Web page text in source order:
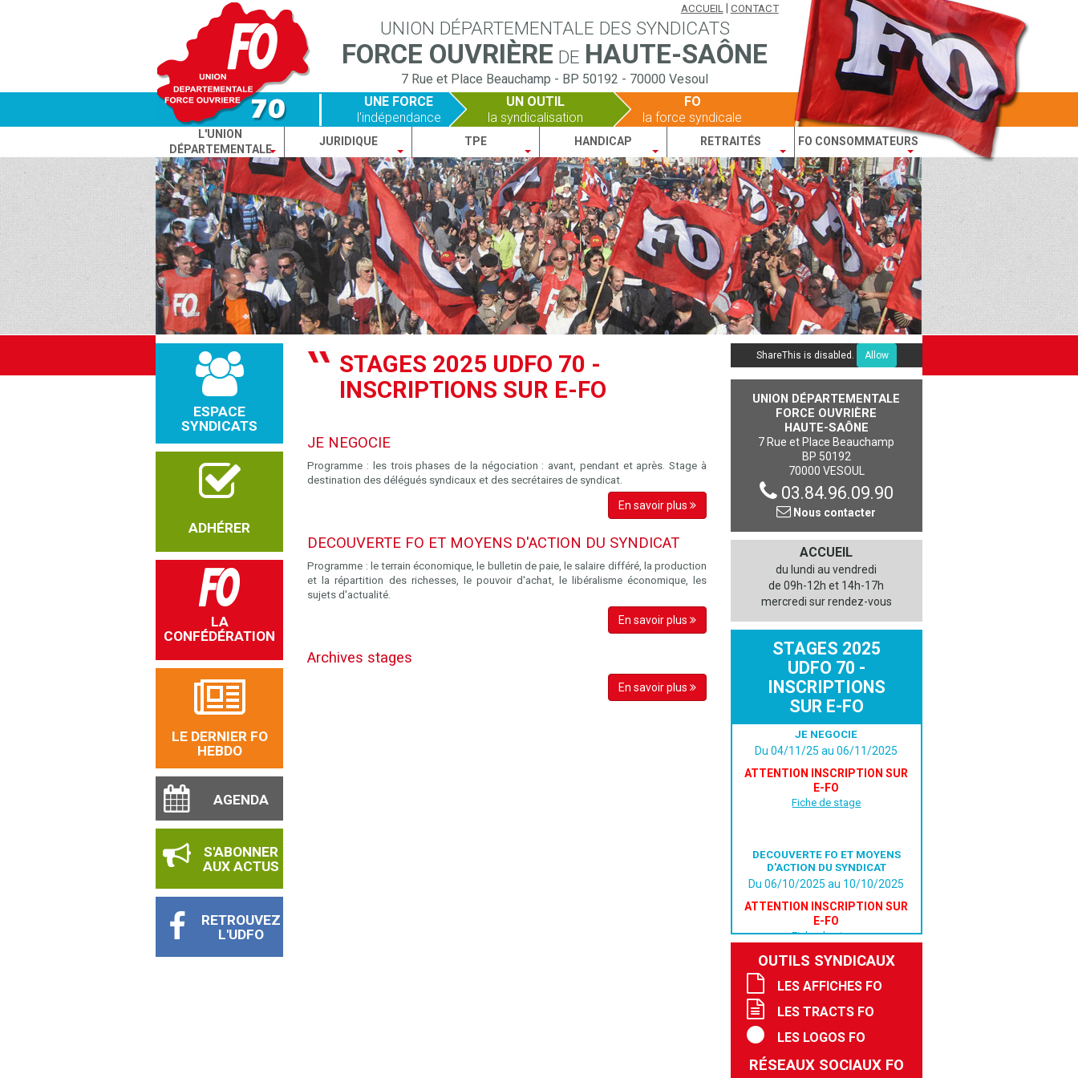
ACCUEIL CONTACT
UNION DÉPARTEMENTALE DES SYNDICATS
FORCE OUVRIÈRE DE HAUTE-SAÔNE
7 Rue et Place Beauchamp - BP 50192 - 70000 Vesoul
UNE FORCE
l'indépendance
UN OUTIL
la syndicalisation
FO
la force syndicale
L'UNION
DÉPARTEMENTALE
JURIDIQUE TPE HANDICAP RETRAITÉS FO CONSOMMATEURS
STAGES 2025 UDFO 70 -
INSCRIPTIONS SUR E-FO
JE NEGOCIE
Programme : les trois phases de la négociation : avant, pendant et après. Stage à
destination des délégués syndicaux et des secrétaires de syndicat.
En savoir plus
DECOUVERTE FO ET MOYENS D'ACTION DU SYNDICAT
Programme : le terrain économique, le bulletin de paie, le salaire différé, la production
et la répartition des richesses, le pouvoir d'achat, le libéralisme économique, les
sujets d'actualité.
En savoir plus
Archives stages
En savoir plus
ESPACE
SYNDICATS
ADHÉRER
LA
CONFÉDÉRATION
LE DERNIER FO
HEBDO
AGENDA
S'ABONNER
AUX ACTUS
RETROUVEZ
L'UDFO
ShareThis is disabled. Allow
UNION DÉPARTEMENTALE
FORCE OUVRIÈRE
HAUTE-SAÔNE
7 Rue et Place Beauchamp
BP 50192
70000 VESOUL
03.84.96.09.90
Nous contacter
ACCUEIL
du lundi au vendredi
de 09h-12h et 14h-17h
mercredi sur rendez-vous
STAGES 2025
UDFO 70 -
INSCRIPTIONS
SUR E-FO
JE NEGOCIE
Du 04/11/25 au 06/11/2025
ATTENTION INSCRIPTION SUR
E-FO
Fiche de stage
DECOUVERTE FO ET MOYENS
D'ACTION DU SYNDICAT
Du 06/10/2025 au 10/10/2025
ATTENTION INSCRIPTION SUR
E-FO
Fiche de stage
OUTILS SYNDICAUX
LES AFFICHES FO
LES TRACTS FO
LES LOGOS FO
RÉSEAUX SOCIAUX FO